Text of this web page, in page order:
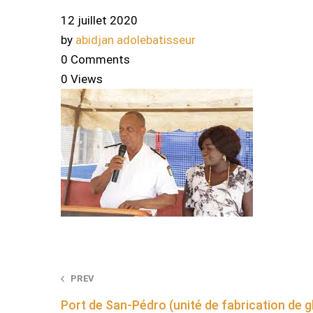
12 juillet 2020
by abidjan adolebatisseur
0 Comments
0 Views
Post
PREV
Port de San-Pédro (unité de fabrication de